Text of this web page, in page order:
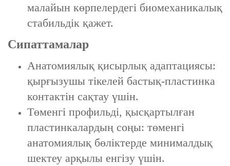
малайын көрпелердегі биомеханикалық
стабильдік қажет.
Сипаттамалар
‌Анатомиялық қисырлық адаптациясы‌:
қырғызушы тікелей бастық-пластинка
контактін сақтау үшін.
‌Төменгі профильді, қысқартылған
пластинкалардың соңы‌: төменгі
анатомиялық бөліктерде минималдық
шектеу арқылы енгізу үшін.